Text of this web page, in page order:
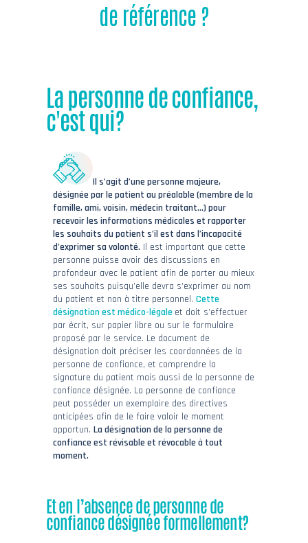
de référence ?
La personne de confiance,
c'est qui?
Il s’agit d’une personne majeure,
désignée par le patient au préalable (membre de la
famille, ami, voisin, médecin traitant…) pour
recevoir les informations médicales et rapporter
les souhaits du patient s’il est dans l’incapacité
d’exprimer sa volonté. Il est important que cette
personne puisse avoir des discussions en
profondeur avec le patient afin de porter au mieux
ses souhaits puisqu’elle devra s’exprimer au nom
du patient et non à titre personnel. Cette
désignation est médico-légale et doit s’effectuer
par écrit, sur papier libre ou sur le formulaire
proposé par le service. Le document de
désignation doit préciser les coordonnées de la
personne de confiance, et comprendre la
signature du patient mais aussi de la personne de
confiance désignée. La personne de confiance
peut posséder un exemplaire des directives
anticipées afin de le faire valoir le moment
opportun. La désignation de la personne de
confiance est révisable et révocable à tout
moment.
Et en l’absence de personne de
confiance désignée formellement?